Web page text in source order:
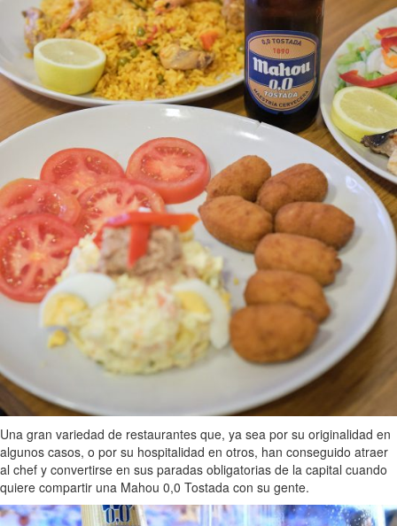
Una gran variedad de restaurantes que, ya sea por su originalidad en
algunos casos, o por su hospitalidad en otros, han conseguido atraer
al chef y convertirse en sus paradas obligatorias de la capital cuando
quiere compartir una Mahou 0,0 Tostada con su gente.